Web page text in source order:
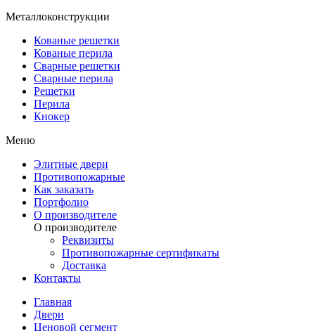
Металлоконструкции
Кованые решетки
Кованые перила
Сварные решетки
Сварные перила
Решетки
Перила
Кнокер
Меню
Элитные двери
Противопожарные
Как заказать
Портфолио
О производителе
О производителе
Реквизиты
Противопожарные сертификаты
Доставка
Контакты
Главная
Двери
Ценовой сегмент